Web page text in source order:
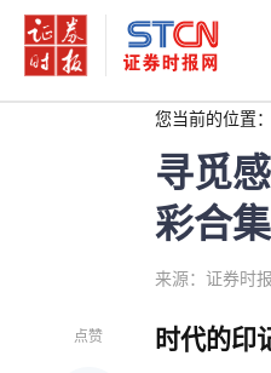
您当前的位置：
寻觅
彩合
来源：证券时
点赞 时代的印